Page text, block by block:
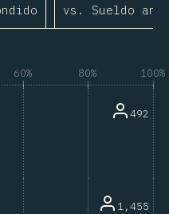
vs. Sueldo
60% 80% 100%
492
1,455